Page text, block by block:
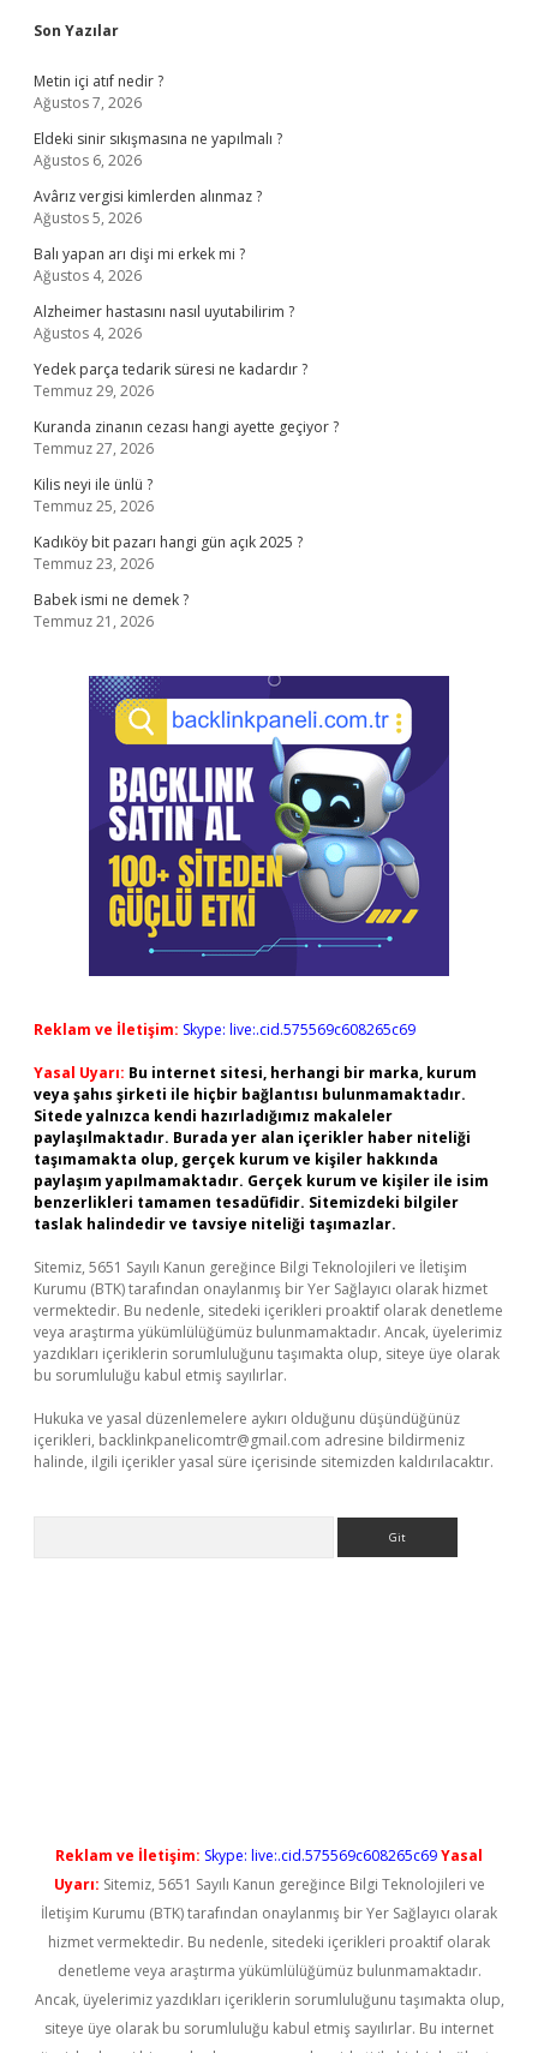
Sidebar
Son Yazılar
Metin içi atıf nedir ?
Ağustos 7, 2026
Eldeki sinir sıkışmasına ne yapılmalı ?
Ağustos 6, 2026
Avârız vergisi kimlerden alınmaz ?
Ağustos 5, 2026
Balı yapan arı dişi mi erkek mi ?
Ağustos 4, 2026
Alzheimer hastasını nasıl uyutabilirim ?
Ağustos 4, 2026
Yedek parça tedarik süresi ne kadardır ?
Temmuz 29, 2026
Kuranda zinanın cezası hangi ayette geçiyor ?
Temmuz 27, 2026
Kilis neyi ile ünlü ?
Temmuz 25, 2026
Kadıköy bit pazarı hangi gün açık 2025 ?
Temmuz 23, 2026
Babek ismi ne demek ?
Temmuz 21, 2026
Reklam ve İletişim: Skype: live:.cid.575569c608265c69
Yasal Uyarı: Bu internet sitesi, herhangi bir marka, kurum
veya şahıs şirketi ile hiçbir bağlantısı bulunmamaktadır.
Sitede yalnızca kendi hazırladığımız makaleler
paylaşılmaktadır. Burada yer alan içerikler haber niteliği
taşımamakta olup, gerçek kurum ve kişiler hakkında
paylaşım yapılmamaktadır. Gerçek kurum ve kişiler ile isim
benzerlikleri tamamen tesadüfidir. Sitemizdeki bilgiler
taslak halindedir ve tavsiye niteliği taşımazlar.
Sitemiz, 5651 Sayılı Kanun gereğince Bilgi Teknolojileri ve İletişim
Kurumu (BTK) tarafından onaylanmış bir Yer Sağlayıcı olarak hizmet
vermektedir. Bu nedenle, sitedeki içerikleri proaktif olarak denetleme
veya araştırma yükümlülüğümüz bulunmamaktadır. Ancak, üyelerimiz
yazdıkları içeriklerin sorumluluğunu taşımakta olup, siteye üye olarak
bu sorumluluğu kabul etmiş sayılırlar.
Hukuka ve yasal düzenlemelere aykırı olduğunu düşündüğünüz
içerikleri, backlinkpanelicomtr@gmail.com adresine bildirmeniz
halinde, ilgili içerikler yasal süre içerisinde sitemizden kaldırılacaktır.
Reklam ve İletişim: Skype: live:.cid.575569c608265c69Yasal
Uyarı: Sitemiz, 5651 Sayılı Kanun gereğince Bilgi Teknolojileri ve
İletişim Kurumu (BTK) tarafından onaylanmış bir Yer Sağlayıcı olarak
hizmet vermektedir. Bu nedenle, sitedeki içerikleri proaktif olarak
denetleme veya araştırma yükümlülüğümüz bulunmamaktadır.
Ancak, üyelerimiz yazdıkları içeriklerin sorumluluğunu taşımakta olup,
siteye üye olarak bu sorumluluğu kabul etmiş sayılırlar. Bu internet